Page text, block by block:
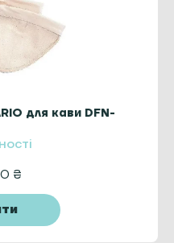
для кави DFN-
₴